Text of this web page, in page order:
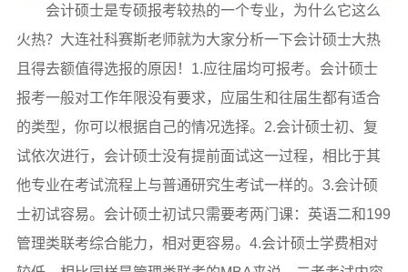
会计硕士是专硕报考较热的一个专业，为什么它这么
火热？大连社科赛斯老师就为大家分析一下会计硕士大热
且得去额值得选报的原因！1.应往届均可报考。会计硕士
报考一般对工作年限没有要求，应届生和往届生都有适合
的类型，你可以根据自己的情况选择。2.会计硕士初、复
试依次进行，会计硕士没有提前面试这一过程，相比于其
他专业在考试流程上与普通研究生考试一样的。3.会计硕
士初试容易。会计硕士初试只需要考两门课：英语二和199
管理类联考综合能力，相对更容易。4.会计硕士学费相对